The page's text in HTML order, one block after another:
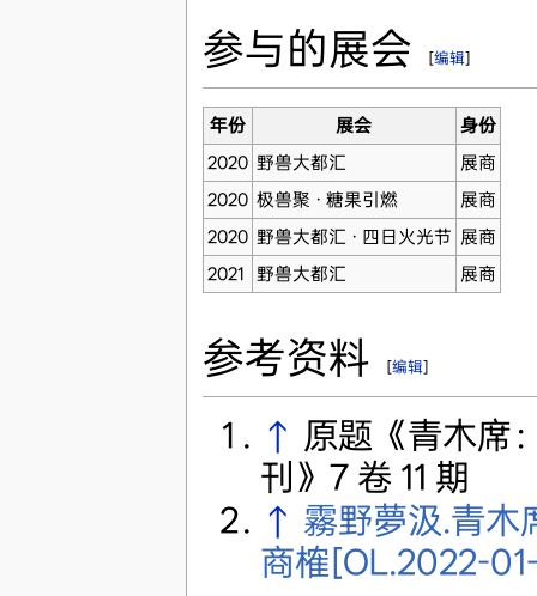
参与的展会 [编辑]
年份 展会
身份
2020 野兽大都汇
展商
2020 极兽聚 · 糖果引燃
展商
2020 野兽大都汇 · 四日火光节 展商
2021
野兽大都汇 展商
参考资料 [编辑]
↑ 原题《青木席
刊》7 卷 11 期
↑ 霧野夢汲.青
商榷[OL.2022-